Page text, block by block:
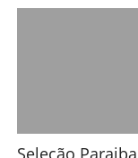
Seleção